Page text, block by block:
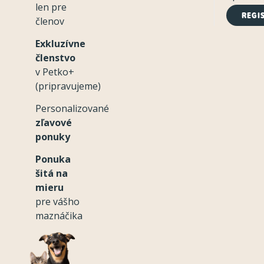
len pre
členov
Exkluzívne
členstvo
v Petko+
(pripravujeme)
Personalizované
zľavové
ponuky
Ponuka
šitá na
mieru
pre vášho
maznáčika